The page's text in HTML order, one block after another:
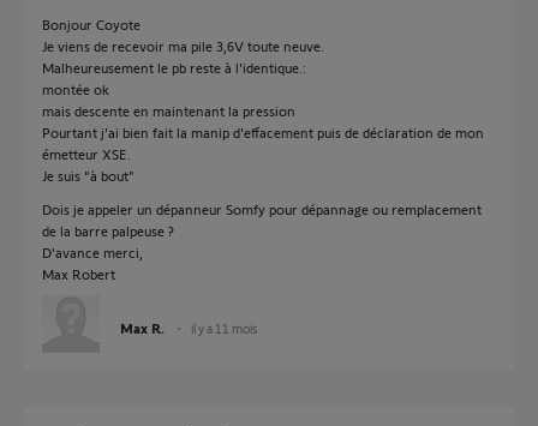
Bonjour Coyote
Je viens de recevoir ma pile 3,6V toute neuve.
Malheureusement le pb reste à l'identique.:
montée ok
mais descente en maintenant la pression
Pourtant j'ai bien fait la manip d'effacement puis de déclaration de mon
émetteur XSE.
Je suis "à bout"
Dois je appeler un dépanneur Somfy pour dépannage ou remplacement
de la barre palpeuse ?
D'avance merci,
Max Robert
Max R. il y a 11 mois